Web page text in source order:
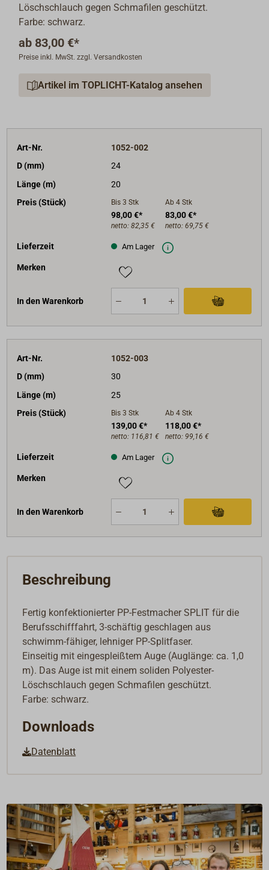
Löschschlauch gegen Schmafilen geschützt.
Farbe: schwarz.
ab 83,00 €*
Preise inkl. MwSt. zzgl. Versandkosten
Artikel im TOPLICHT-Katalog ansehen
Art-Nr.
1052-002
D (mm)
24
Länge (m)
20
Preis (Stück)
Bis 3 Stk
98,00 €*
netto: 82,35 €
Ab 4 Stk
83,00 €*
netto: 69,75 €
Lieferzeit Am Lager
Merken
In den Warenkorb
Art-Nr.
1052-003
D (mm)
30
Länge (m)
25
Preis (Stück)
Bis 3 Stk
139,00 €*
netto: 116,81 €
Ab 4 Stk
118,00 €*
netto: 99,16 €
Lieferzeit Am Lager
Merken
In den Warenkorb
Beschreibung
Fertig konfektionierter PP-Festmacher SPLIT für die
Berufsschifffahrt, 3-schäftig geschlagen aus
schwimm-fähiger, lehniger PP-Splitfaser.
Einseitig mit eingespleißtem Auge (Auglänge: ca. 1,0
m). Das Auge ist mit einem soliden Polyester-
Löschschlauch gegen Schmafilen geschützt.
Farbe: schwarz.
Downloads
Datenblatt